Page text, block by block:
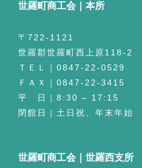
世羅町商工会｜本所
〒722-1121
世羅郡世羅町西上原118-2
ＴＥＬ｜0847-22-0529
ＦＡＸ｜0847-22-3415
平 日｜8:30 – 17:15
閉館日｜土日祝、年末年始
世羅町商工会｜世羅西支所